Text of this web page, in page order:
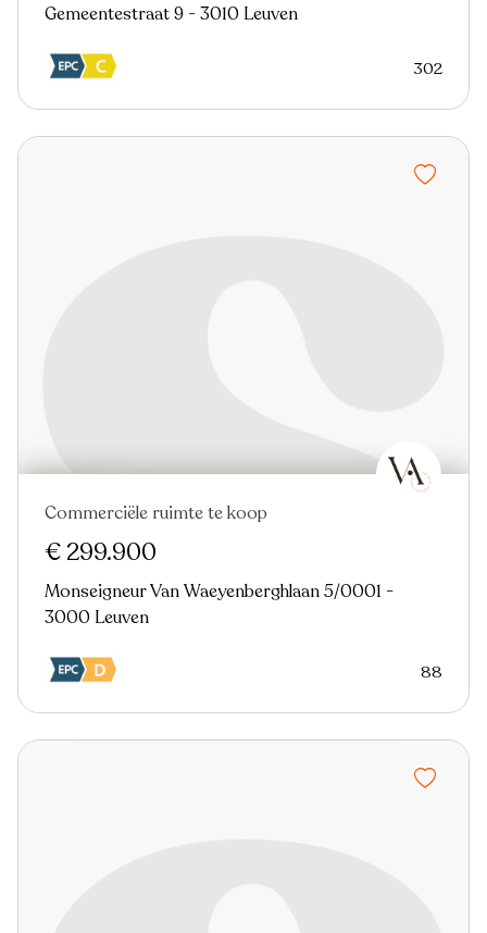
Gemeentestraat 9 - 3010 Leuven
302
Commerciële ruimte te koop
€ 299.900
Monseigneur Van Waeyenberghlaan 5/0001 -
3000 Leuven
88